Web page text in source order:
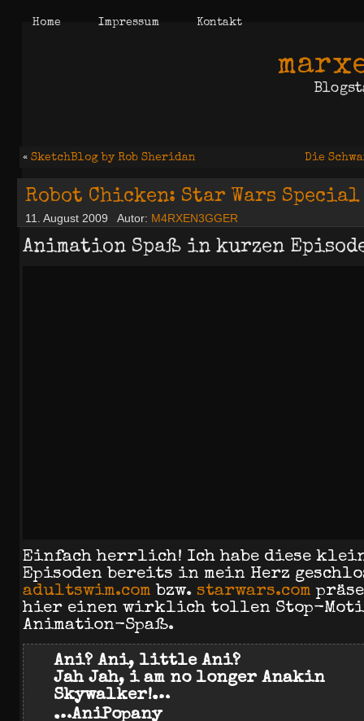
Home Impressum Kontakt
« SketchBlog by Rob Sheridan Die
Robot Chicken: Star Wars Special
11. August 2009 Autor: M4RXEN3GGER
Animation Spaß in kurzen
Einfach herrlich! Ich habe diese
Episoden bereits in mein Herz
adultswim.com bzw. starwars.com
hier einen wirklich tollen Stop-
Animation-Spaß.
Ani? Ani, little Ani?
Jah Jah, i am no longer Anakin
Skywalker!…
…AniPopany